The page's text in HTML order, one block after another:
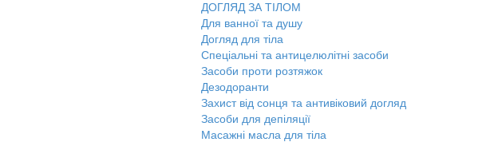
ДОГЛЯД ЗА ТІЛОМ
Для ванної та душу
Догляд для тіла
Спеціальні та антицелюлітні засоби
Засоби проти розтяжок
Дезодоранти
Захист від сонця та антивіковий догляд
Засоби для депіляції
Масажні масла для тіла